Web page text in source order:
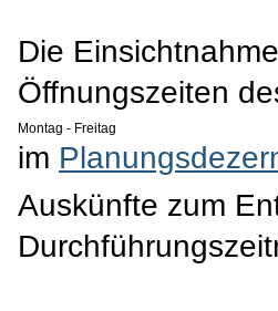
Die
Öffnungszeiten
Montag - Freitag
im
Auskünfte zum